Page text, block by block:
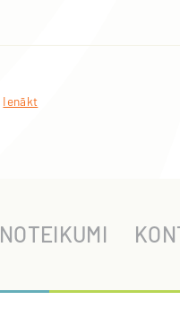
Ienākt
NOTEIKUMI